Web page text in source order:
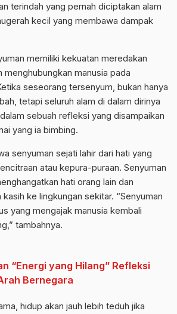
terindah yang pernah diciptakan alam
kecil yang membawa dampak
memiliki kekuatan meredakan
menghubungkan manusia pada
seseorang tersenyum, bukan hanya
tetapi seluruh alam di dalam dirinya
sebuah refleksi yang disampaikan
yang ia bimbing.
senyuman sejati lahir dari hati yang
atau kepura-puraan. Senyuman
hati orang lain dan
ke lingkungan sekitar. “Senyuman
yang mengajak manusia kembali
tambahnya.
“Energi yang Hilang” Refleksi
Bernegara
hidup akan jauh lebih teduh jika